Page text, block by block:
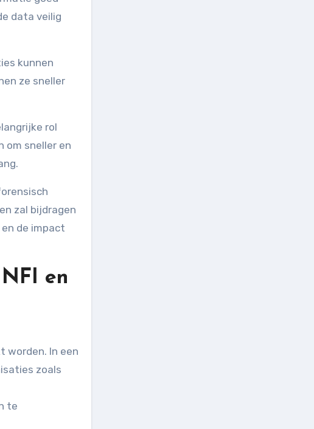
data veilig
kunnen
ze sneller
rol
om sneller en
zal bijdragen
de impact
en
worden. In een
zoals
te